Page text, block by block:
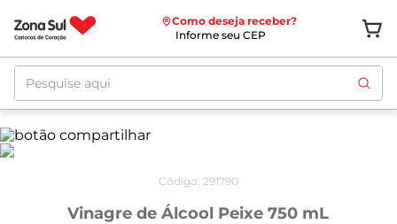
Como deseja receber?
Informe seu CEP
Pesquise aqui
Código: 291790
Vinagre de Álcool Peixe 750 mL